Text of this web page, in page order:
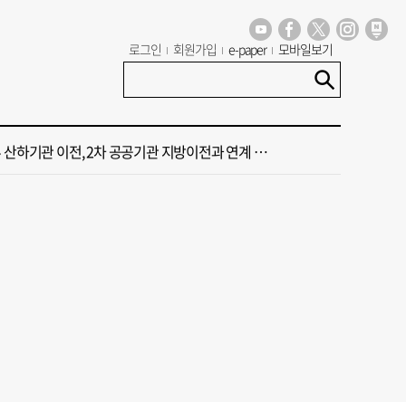
로그인 회원가입 e-paper 모바일보기
가이드' 자처한 한동훈…'구포데이'로 북구 알리기 총력
보 오늘의 운세] 8월 5일(음 6월 23일)
하기관 이전, 2차 공공기관 지방이전과 연계 추진 안 돼”